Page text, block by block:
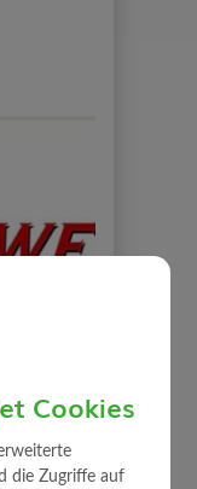
Cookies
die Zugriffe auf